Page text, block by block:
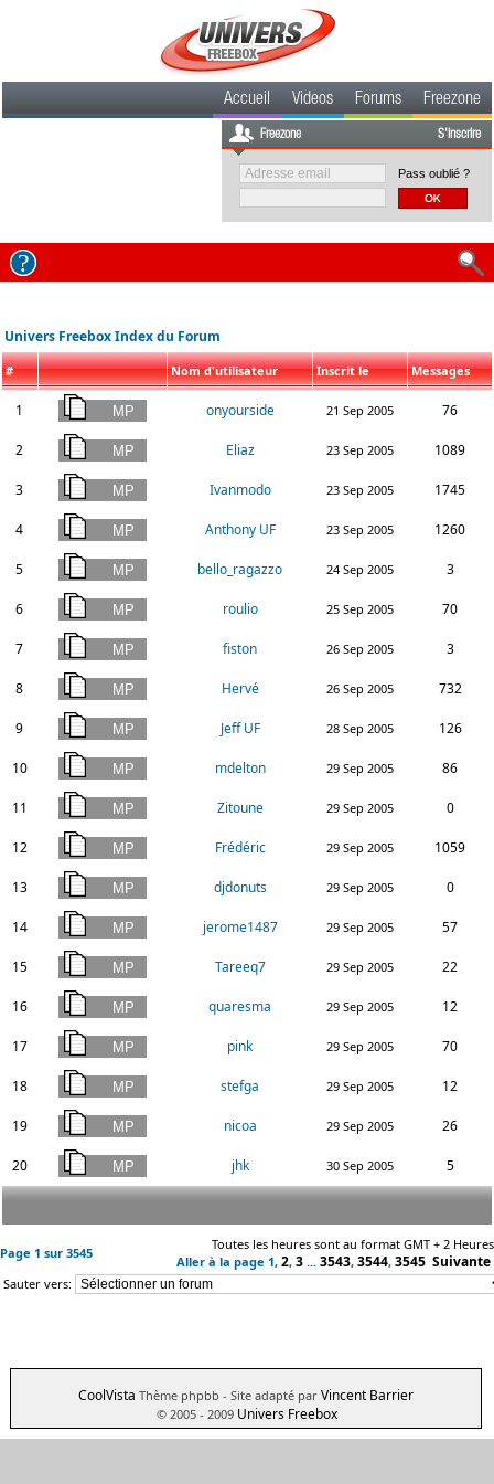
Accueil Videos Forums Freezone
Freezone S'inscrire
Pass oublié ?
Univers Freebox Index du Forum
# Nom d'utilisateur Inscrit le Messages
1 onyourside 21 Sep 2005 76
2 Eliaz 23 Sep 2005 1089
3 Ivanmodo 23 Sep 2005 1745
4 Anthony UF 23 Sep 2005 1260
5 bello_ragazzo 24 Sep 2005 3
6 roulio 25 Sep 2005 70
7 fiston 26 Sep 2005 3
8 Hervé 26 Sep 2005 732
9 Jeff UF 28 Sep 2005 126
10 mdelton 29 Sep 2005 86
11 Zitoune 29 Sep 2005 0
12 Frédéric 29 Sep 2005 1059
13 djdonuts 29 Sep 2005 0
14 jerome1487 29 Sep 2005 57
15 Tareeq7 29 Sep 2005 22
16 quaresma 29 Sep 2005 12
17 pink 29 Sep 2005 70
18 stefga 29 Sep 2005 12
19 nicoa 29 Sep 2005 26
20 jhk 30 Sep 2005 5
Page 1 sur 3545
Toutes les heures sont au format GMT + 2 Heures
Aller à la page 1, 2, 3 ... 3543, 3544, 3545 Suivante
Sauter vers:
CoolVista Thème phpbb - Site adapté par Vincent Barrier
© 2005 - 2009 Univers Freebox